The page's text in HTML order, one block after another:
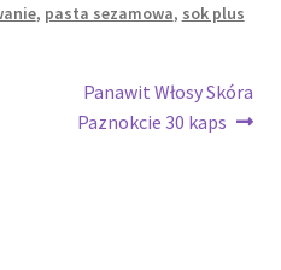
, pasta sezamowa, sok plus
Następny
wpis:
Panawit Włosy Skóra
Paznokcie 30 kaps